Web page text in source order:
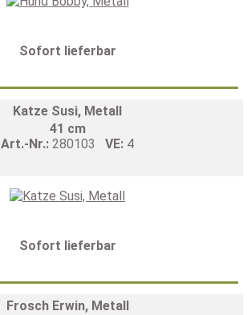
Sofort lieferbar
Katze Susi, Metall
41 cm
Art.-Nr.: 280103 VE: 4
Sofort lieferbar
Frosch Erwin, Metall